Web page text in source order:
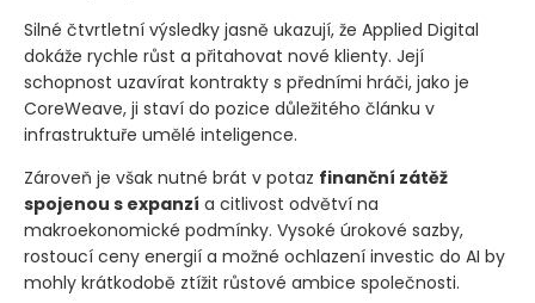
Silné čtvrtletní výsledky jasně ukazují, že Applied Digital
dokáže rychle růst a přitahovat nové klienty. Její
schopnost uzavírat kontrakty s předními hráči, jako je
CoreWeave, ji staví do pozice důležitého článku v
infrastruktuře umělé inteligence.
Zároveň je však nutné brát v potaz finanční zátěž
spojenou s expanzí a citlivost odvětví na
makroekonomické podmínky. Vysoké úrokové sazby,
rostoucí ceny energií a možné ochlazení investic do AI by
mohly krátkodobě ztížit růstové ambice společnosti.